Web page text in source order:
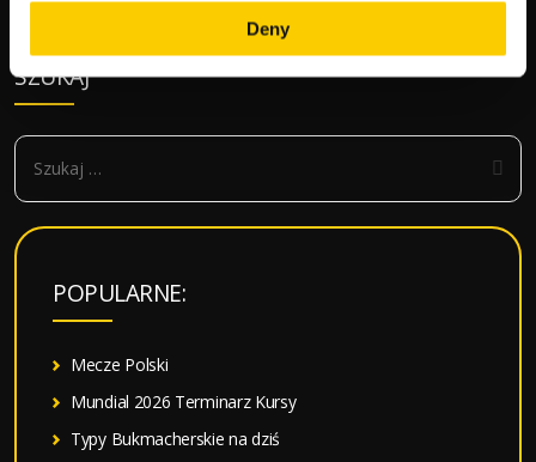
Deny
Zobacz
wpisy
SZUKAJ
S
k
POPULARNE:
Mecze Polski
Mundial 2026 Terminarz Kursy
Typy Bukmacherskie na dziś